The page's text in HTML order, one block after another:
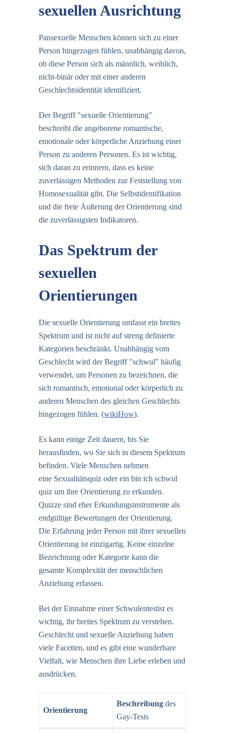
sexuellen Ausrichtung
Pansexuelle Menschen können sich zu einer
Person hingezogen fühlen, unabhängig davon,
ob diese Person sich als männlich, weiblich,
nicht-binär oder mit einer anderen
Geschlechtsidentität identifiziert.
Der Begriff "sexuelle Orientierung"
beschreibt die angeborene romantische,
emotionale oder körperliche Anziehung einer
Person zu anderen Personen. Es ist wichtig,
sich daran zu erinnern, dass es keine
zuverlässigen Methoden zur Feststellung von
Homosexualität gibt. Die Selbstidentifikation
und die freie Äußerung der Orientierung sind
die zuverlässigsten Indikatoren.
Das Spektrum der
sexuellen
Orientierungen
Die sexuelle Orientierung umfasst ein breites
Spektrum und ist nicht auf streng definierte
Kategorien beschränkt. Unabhängig vom
Geschlecht wird der Begriff "schwul" häufig
verwendet, um Personen zu bezeichnen, die
sich romantisch, emotional oder körperlich zu
anderen Menschen des gleichen Geschlechts
hingezogen fühlen. (wikiHow).
Es kann einige Zeit dauern, bis Sie
herausfinden, wo Sie sich in diesem Spektrum
befinden. Viele Menschen nehmen
eine Sexualitätsquiz oder einbin ich schwul
quiz um ihre Orientierung zu erkunden.
Quizze sind eher Erkundungsinstrumente als
endgültige Bewertungen der Orientierung.
Die Erfahrung jeder Person mit ihrer sexuellen
Orientierung ist einzigartig. Keine einzelne
Bezeichnung oder Kategorie kann die
gesamte Komplexität der menschlichen
Anziehung erfassen.
Bei der Einnahme einer Schwulentestist es
wichtig, ihr breites Spektrum zu verstehen.
Geschlecht und sexuelle Anziehung haben
viele Facetten, und es gibt eine wunderbare
Vielfalt, wie Menschen ihre Liebe erleben und
ausdrücken.
Orientierung
Beschreibung des
Gay-Tests